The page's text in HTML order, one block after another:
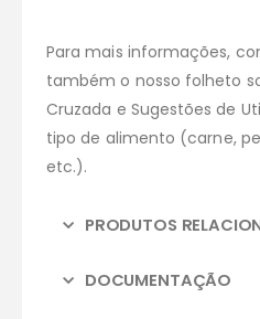
Para mais informações,
também o nosso folheto
Cruzada e Sugestões de
tipo de alimento (carne,
etc.).
PRODUTOS
DOCUMENTAÇÃO